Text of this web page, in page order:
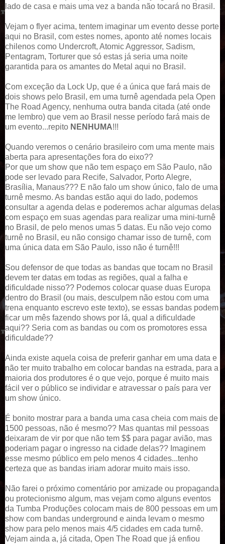
lado de casa e mais uma vez a banda não tocará no Brasil.
Vejam o flyer acima, tentem imaginar um evento desse porte
aqui no Brasil, com estes nomes, aponto até nomes locais
chilenos como Undercroft, Atomic Aggressor, Sadism,
Pentagram, Torturer que só estas já seria uma noite
garantida para os amantes do Metal aqui no Brasil.
Com exceção da Lock Up, que é a única que fará mais de
dois shows pelo Brasil, em uma turnê agendada pela Open
The Road Agency, nenhuma outra banda citada (até onde
me lembro) que vem ao Brasil nesse período fará mais de
um evento...repito NENHUMA!!!
Quando veremos o cenário brasileiro com uma mente mais
aberta para apresentações fora do eixo??
Por que um show que não tem espaço em São Paulo, não
pode ser levado para Recife, Salvador, Porto Alegre,
Brasília, Manaus??? E não falo um show único, falo de uma
turnê mesmo. As bandas estão aqui do lado, podemos
consultar a agenda delas e poderemos achar algumas delas
com espaço em suas agendas para realizar uma mini-turnê
no Brasil, de pelo menos umas 5 datas. Eu não vejo como
turnê no Brasil, eu não consigo chamar isso de turnê, com
uma única data em São Paulo, isso não é turnê!!!
Sou defensor de que todas as bandas que tocam no Brasil
devem ter datas em todas as regiões, qual a falha e
dificuldade nisso?? Podemos colocar quase duas Europa
dentro do Brasil (ou mais, desculpem não estou com uma
trena enquanto escrevo este texto), se essas bandas podem
ficar um mês fazendo shows por lá, qual a dificuldade
aqui?? Seria com as bandas ou com os promotores essa
dificuldade??
Ainda existe aquela coisa de preferir ganhar em uma data e
não ter muito trabalho em colocar bandas na estrada, para a
maioria dos produtores é o que vejo, porque é muito mais
fácil ver o público se individar e atravessar o país para ver
um show único.
É bonito mostrar para a banda uma casa cheia com mais de
1500 pessoas, não é mesmo?? Mas quantas mil pessoas
deixaram de vir por que não tem $$ para pagar avião, mas
poderiam pagar o ingresso na cidade delas?? Imaginem
esse mesmo público em pelo menos 4 cidades...tenho
certeza que as bandas iriam adorar muito mais isso.
Não farei o próximo comentário por amizade ou propaganda
ou protecionismo algum, mas vejam como alguns eventos
da Tumba Produções colocam mais de 800 pessoas em um
show com bandas underground e ainda levam o mesmo
show para pelo menos mais 4/5 cidades em cada turnê.
Vejam ainda a, já citada, Open The Road que já enfiou